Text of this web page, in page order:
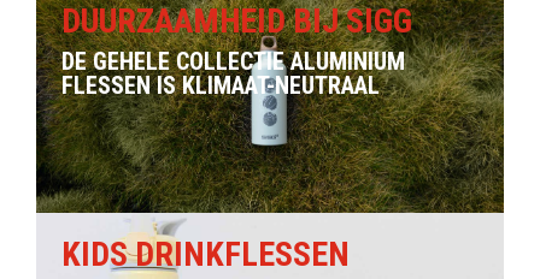
DUURZAAMHEID BIJ SIGG
DE GEHELE COLLECTIE ALUMINIUM
FLESSEN IS KLIMAAT-NEUTRAAL
KIDS DRINKFLESSEN